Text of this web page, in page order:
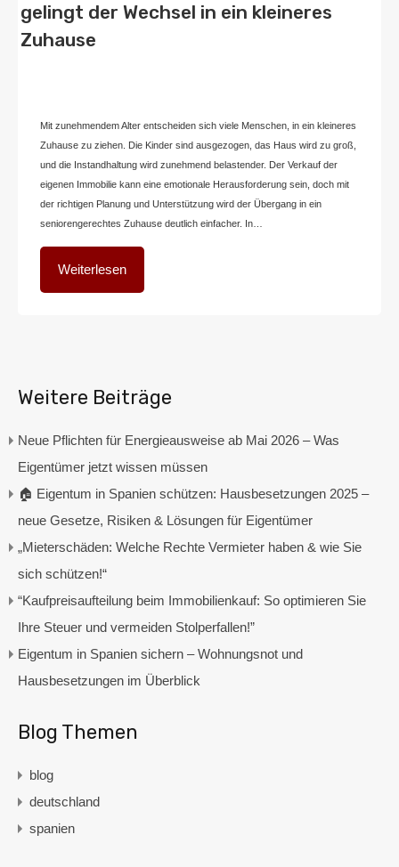
gelingt der Wechsel in ein kleineres
Zuhause
Mit zunehmendem Alter entscheiden sich viele Menschen, in ein kleineres
Zuhause zu ziehen. Die Kinder sind ausgezogen, das Haus wird zu groß,
und die Instandhaltung wird zunehmend belastender. Der Verkauf der
eigenen Immobilie kann eine emotionale Herausforderung sein, doch mit
der richtigen Planung und Unterstützung wird der Übergang in ein
seniorengerechtes Zuhause deutlich einfacher. In…
Weiterlesen
Weitere Beiträge
Neue Pflichten für Energieausweise ab Mai 2026 – Was
Eigentümer jetzt wissen müssen
🏠 Eigentum in Spanien schützen: Hausbesetzungen 2025 –
neue Gesetze, Risiken & Lösungen für Eigentümer
„Mieterschäden: Welche Rechte Vermieter haben & wie Sie
sich schützen!“
“Kaufpreisaufteilung beim Immobilienkauf: So optimieren Sie
Ihre Steuer und vermeiden Stolperfallen!”
Eigentum in Spanien sichern – Wohnungsnot und
Hausbesetzungen im Überblick
Blog Themen
blog
deutschland
spanien